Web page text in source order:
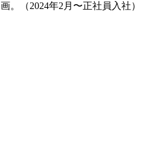
。（2024年2月〜正社員入社）